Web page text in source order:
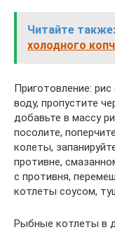
Читайте также:
холодного
Приготовление:
воду, пропустите
добавьте в массу
посолите,
колеты,
противне,
с противня,
котлеты соусом,
Рыбные котлеты в